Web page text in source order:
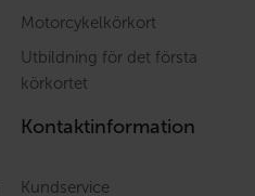
Motorcykelkörkort
Utbildning för det första
körkortet
Kontaktinformation
Kundservice